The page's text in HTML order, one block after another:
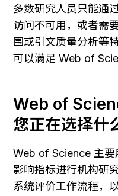
多数研究人员只能通
访问不可用，或者需
围或引文质量分析等
可以满足 Web of
Web of
您正在选择什
Web of Science 主要
影响指标进行机构研
系统评价工作流程，